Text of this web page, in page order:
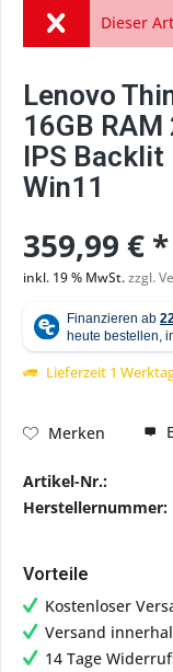
Dieser
Lenovo
16GB RAM
IPS Backlit
Win11
359,99 € *
inkl. 19 % MwSt.zzgl.
Lieferzeit 1
Merken
Artikel-Nr.:
Herstellernummer:
Vorteile
Kostenloser
Versand
14 Tage